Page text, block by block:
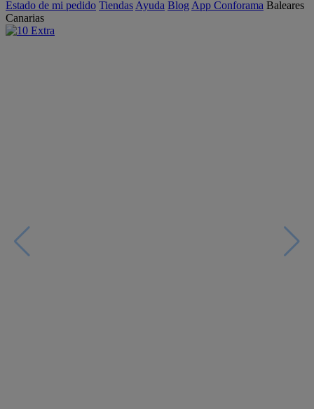
Estado de mi pedido Tiendas Ayuda Blog App Conforama Baleares
Canarias